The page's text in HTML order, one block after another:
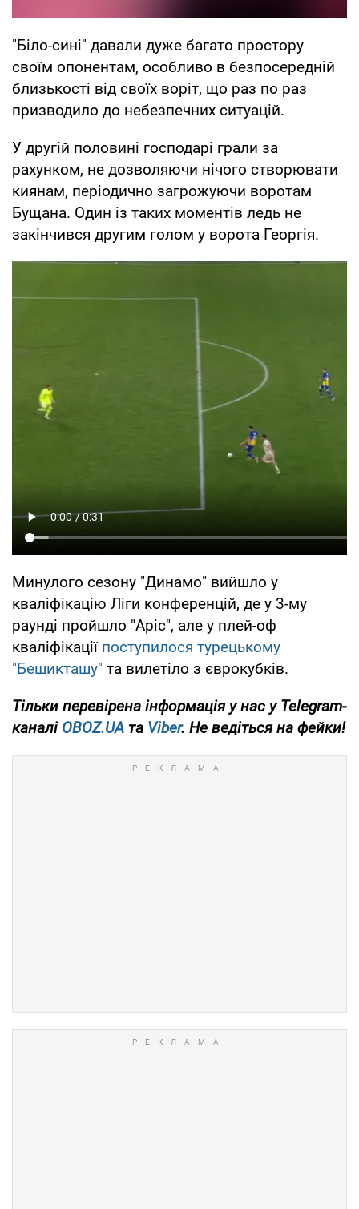
"Біло-сині" давали дуже багато простору
своїм опонентам, особливо в безпосередній
близькості від своїх воріт, що раз по раз
призводило до небезпечних ситуацій.
У другій половині господарі грали за
рахунком, не дозволяючи нічого створювати
киянам, періодично загрожуючи воротам
Бущана. Один із таких моментів ледь не
закінчився другим голом у ворота Георгія.
Минулого сезону "Динамо" вийшло у
кваліфікацію Ліги конференцій, де у 3-му
раунді пройшло "Аріс", але у плей-оф
кваліфікації поступилося турецькому
"Бешикташу" та вилетіло з єврокубків.
Тільки перевірена інформація у нас у Telegram-
каналі OBOZ.UA та Viber. Не ведіться на фейки!